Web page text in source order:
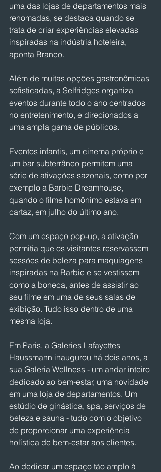
uma das lojas de departamentos mais
renomadas, se destaca quando se
trata de criar experiências elevadas
inspiradas na indústria hoteleira,
aponta Branco.
Além de muitas opções gastronômicas
sofisticadas, a Selfridges organiza
eventos durante todo o ano centrados
no entretenimento, e direcionados a
uma ampla gama de públicos.
Eventos infantis, um cinema próprio e
um bar subterrâneo permitem uma
série de ativações sazonais, como por
exemplo a Barbie Dreamhouse,
quando o filme homônimo estava em
cartaz, em julho do último ano.
Com um espaço pop-up, a ativação
permitia que os visitantes reservassem
sessões de beleza para maquiagens
inspiradas na Barbie e se vestissem
como a boneca, antes de assistir ao
seu filme em uma de seus salas de
exibição. Tudo isso dentro de uma
mesma loja.
Em Paris, a Galeries Lafayettes
Haussmann inaugurou há dois anos, a
sua Galeria Wellness - um andar inteiro
dedicado ao bem-estar, uma novidade
em uma loja de departamentos. Um
estúdio de ginástica, spa, serviços de
beleza e sauna - tudo com o objetivo
de proporcionar uma experiência
holística de bem-estar aos clientes.
Ao dedicar um espaço tão amplo à